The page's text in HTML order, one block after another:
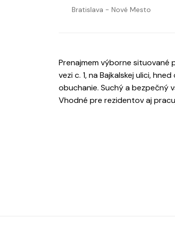
Bratislava - Nové Mesto
Prenajmem výborne situované
vezi c. 1, na Bajkalskej ulici,
obuchanie. Suchý a bezpečný
Vhodné pre rezidentov aj